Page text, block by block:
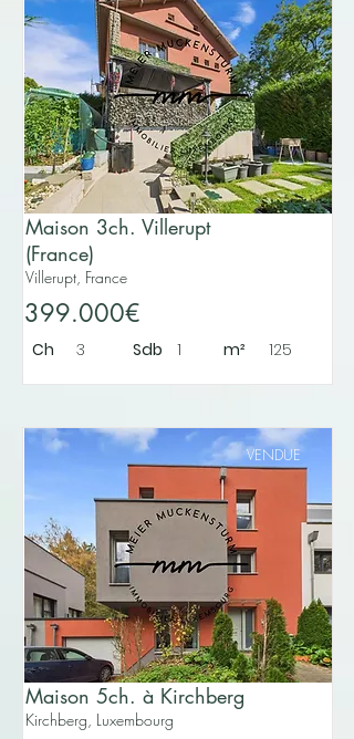
Maison 3ch. Villerupt
(France)
Villerupt, France
399.000€
Ch 3 Sdb 1 m² 125
VENDUE
Maison 5ch. à Kirchberg
Kirchberg, Luxembourg